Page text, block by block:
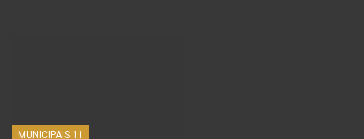
MUNICIPAIS 11